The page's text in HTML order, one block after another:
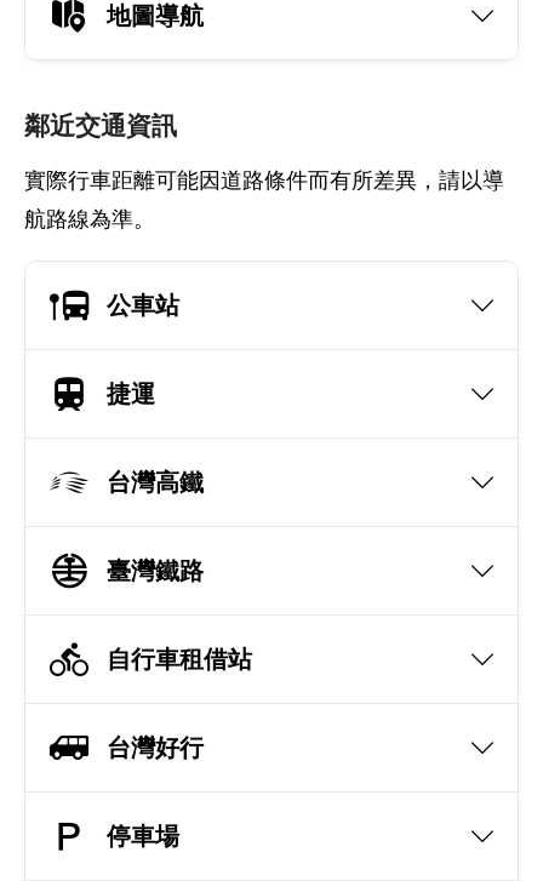
地圖導航
鄰近交通資訊
實際行車距離可能因道路條件而有所差異，請以導
航路線為準。
公車站
捷運
台灣高鐵
臺灣鐵路
自行車租借站
台灣好行
停車場